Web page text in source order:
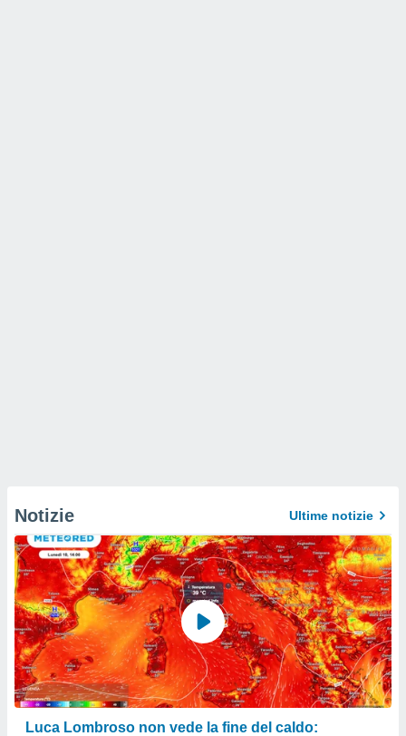
Notizie Ultime notizie
Luca Lombroso non vede la fine del caldo: